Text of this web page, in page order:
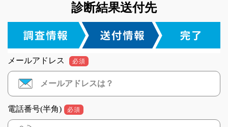
診断結果送付先
メールアドレス 必須
電話番号(半角) 必須